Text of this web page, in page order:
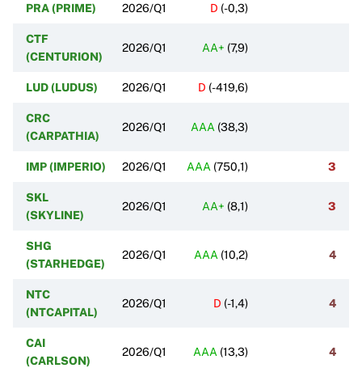
PRA (PRIME) 2026/Q1 D (-0,3)
CTF
(CENTURION)
2026/Q1 AA+ (7,9)
LUD (LUDUS) 2026/Q1 D (-419,6)
CRC
(CARPATHIA)
2026/Q1 AAA (38,3)
IMP (IMPERIO) 2026/Q1 AAA (750,1) 3
SKL
(SKYLINE)
2026/Q1 AA+ (8,1) 3
SHG
(STARHEDGE)
2026/Q1 AAA (10,2) 4
NTC
(NTCAPITAL)
2026/Q1 D (-1,4) 4
CAI
(CARLSON)
2026/Q1 AAA (13,3) 4